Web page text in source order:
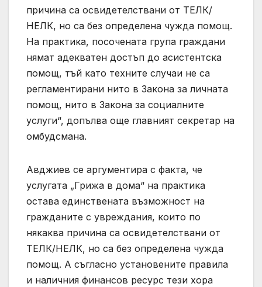
причина са освидетелствани от ТЕЛК/
НЕЛК, но са без определена чужда помощ.
На практика, посочената група граждани
нямат адекватен достъп до асистентска
помощ, тъй като техните случаи не са
регламентирани нито в Закона за личната
помощ, нито в Закона за социалните
услуги“, допълва още главният секретар на
омбудсмана.
Авджиев се аргументира с факта, че
услугата „Грижа в дома“ на практика
остава единствената възможност на
гражданите с увреждания, които по
някаква причина са освидетелствани от
ТЕЛК/НЕЛК, но са без определена чужда
помощ. А съгласно установените правила
и наличния финансов ресурс тези хора